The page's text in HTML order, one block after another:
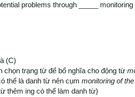
problems through _____ monitoring
(C)
chọn trạng từ để bổ nghĩa cho động từ
thể là danh từ nên cụm monitoring of
thêm ing có thể làm danh từ)